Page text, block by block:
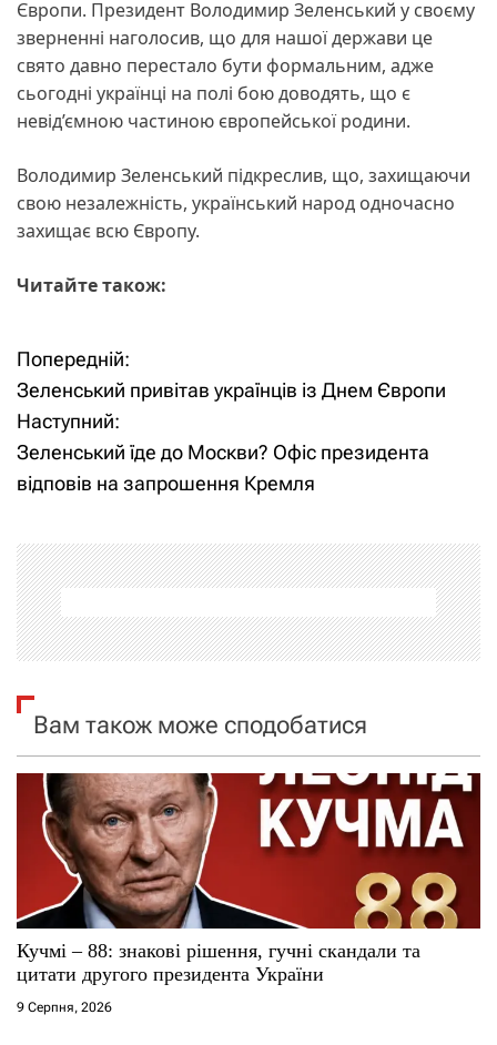
Європи. Президент Володимир Зеленський у своєму
зверненні наголосив, що для нашої держави це
свято давно перестало бути формальним, адже
сьогодні українці на полі бою доводять, що є
невід’ємною частиною європейської родини.
Володимир Зеленський підкреслив, що, захищаючи
свою незалежність, український народ одночасно
захищає всю Європу.
Читайте також:
Н
а
в
г
а
ц
і
я
и
с
Попередній:
Зеленський привітав українців із Днем Європи
Наступний:
Зеленський їде до Москви? Офіс президента
відповів на запрошення Кремля
Вам також може сподобатися
Кучмі – 88: знакові рішення, гучні скандали та
цитати другого президента України
9 Серпня, 2026